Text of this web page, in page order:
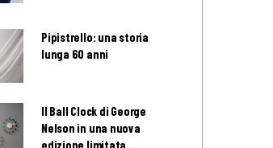
Pipistrello: una storia
lunga 60 anni
Il Ball Clock di George
Nelson in una nuova
edizione limitata